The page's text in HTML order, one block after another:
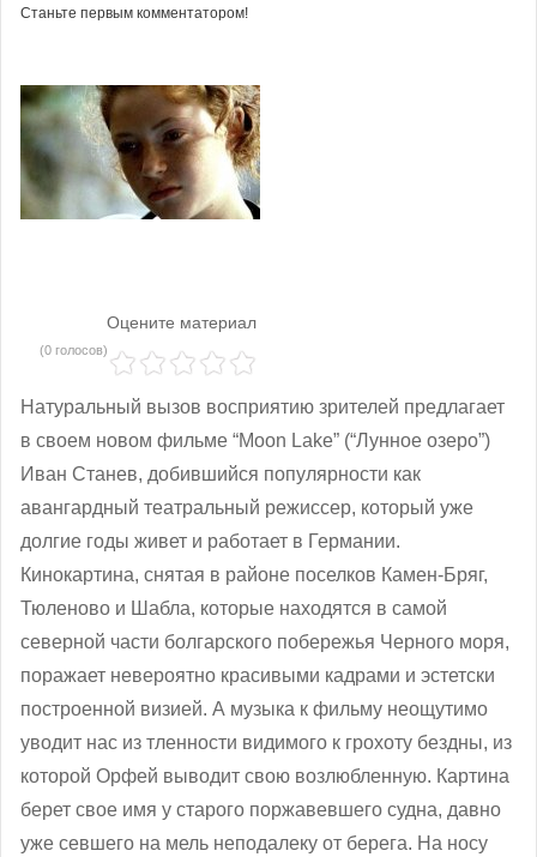
Станьте первым комментатором!
Оцените материал
(0 голосов)
Натуральный вызов восприятию зрителей предлагает
в своем новом фильме “Moon Lake” (“Лунное озеро”)
Иван Станев, добившийся популярности как
авангардный театральный режиссер, который уже
долгие годы живет и работает в Германии.
Кинокартина, снятая в районе поселков Камен-Бряг,
Тюленово и Шабла, которые находятся в самой
северной части болгарского побережья Черного моря,
поражает невероятно красивыми кадрами и эстетски
построенной визией. А музыка к фильму неощутимо
уводит нас из тленности видимого к грохоту бездны, из
которой Орфей выводит свою возлюбленную. Картина
берет свое имя у старого поржавевшего судна, давно
уже севшего на мель неподалеку от берега. На носу